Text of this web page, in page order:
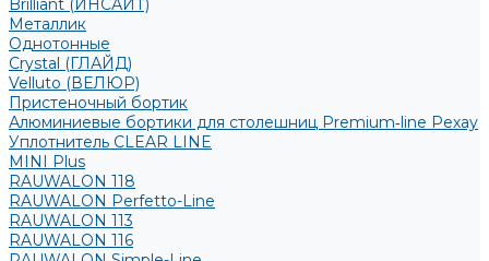
Brilliant (ИНСАЙТ)
Металлик
Однотонные
Crystal (ГЛАЙД)
Velluto (ВЕЛЮР)
Пристеночный бортик
Алюминиевые бортики для столешниц Premium‑line Рехау
Уплотнитель CLEAR LINE
MINI Plus
RAUWALON 118
RAUWALON Perfetto-Line
RAUWALON 113
RAUWALON 116